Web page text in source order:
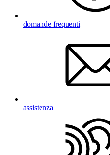
domande frequenti
assistenza